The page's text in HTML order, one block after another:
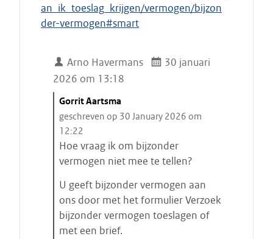
an_ik_toeslag_krijgen/vermogen/bijzon
der-vermogen#smart
Arno Havermans
30 januari
2026 om 13:18
C
i
t
a
a
s
t
a
r
Gorrit Aartsma
geschreven op 30 January 2026 om
12:22
Hoe vraag ik om bijzonder
vermogen niet mee te tellen?
U geeft bijzonder vermogen aan
ons door met het formulier Verzoek
bijzonder vermogen toeslagen of
met een brief.